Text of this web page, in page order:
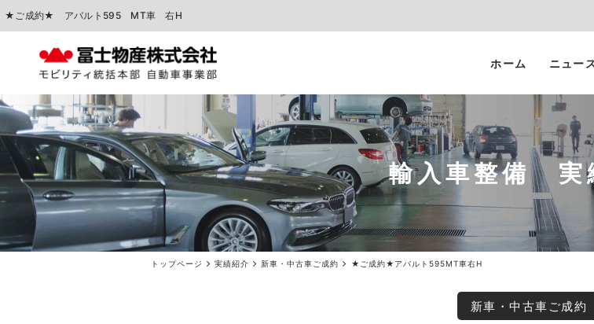
★ご成約★ アバルト595 MT車 右H
ホーム ニュー
輸入車整備 実
トップページ 実績紹介 新車・中古車ご成約 ★ご成約★アバルト595MT車右H
新車・中古車ご成約